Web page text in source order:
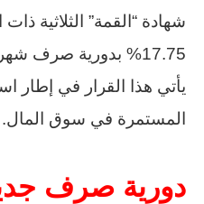
شهادة “القمة” الثلاثية ذات
يأتي هذا القرار في إطار
المستمرة في سوق المال.
دورية صرف